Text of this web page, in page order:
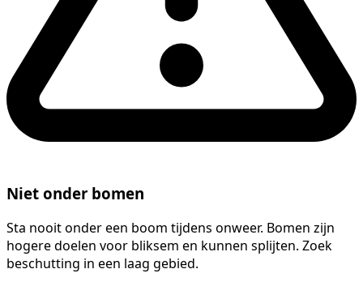
Niet onder bomen
Sta nooit onder een boom tijdens onweer. Bomen zijn
hogere doelen voor bliksem en kunnen splijten. Zoek
beschutting in een laag gebied.